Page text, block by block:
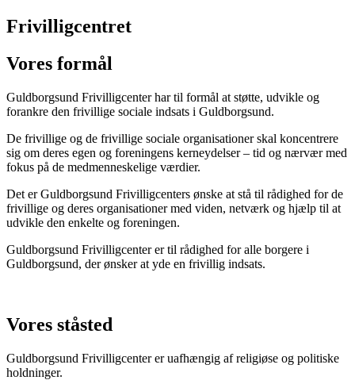
Frivilligcentret
Vores formål
Guldborgsund Frivilligcenter har til formål at støtte, udvikle og
forankre den frivillige sociale indsats i Guldborgsund.
De frivillige og de frivillige sociale organisationer skal koncentrere
sig om deres egen og foreningens kerneydelser – tid og nærvær med
fokus på de medmenneskelige værdier.
Det er Guldborgsund Frivilligcenters ønske at stå til rådighed for de
frivillige og deres organisationer med viden, netværk og hjælp til at
udvikle den enkelte og foreningen.
Guldborgsund Frivilligcenter er til rådighed for alle borgere i
Guldborgsund, der ønsker at yde en frivillig indsats.
Vores ståsted
Guldborgsund Frivilligcenter er uafhængig af religiøse og politiske
holdninger.